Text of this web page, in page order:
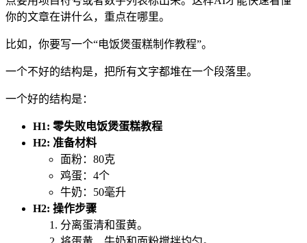
你的文章在讲什么，重点在哪里。
比如，你要写一个“电饭煲蛋糕制作教程”。
一个不好的结构是，把所有文字都堆在一个段落里。
一个好的结构是：
H1: 零失败电饭煲蛋糕教程
H2: 准备材料
面粉：80克
鸡蛋：4个
牛奶：50毫升
H2: 操作步骤
分离蛋清和蛋黄。